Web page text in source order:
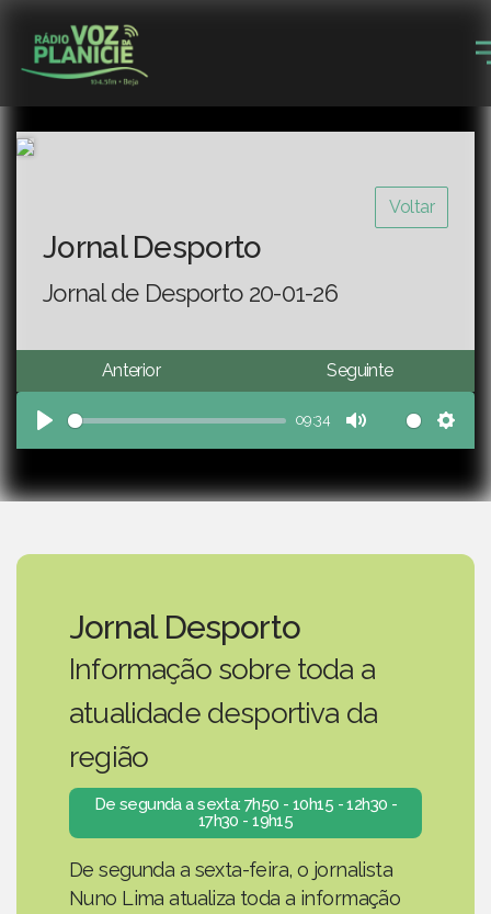
Voltar
Jornal Desporto
Jornal de Desporto 20-01-26
Anterior Seguinte
Play
09:34
Mute
Jornal Desporto
Informação sobre toda a
atualidade desportiva da
região
De segunda a sexta: 7h50 - 10h15 - 12h30 -
17h30 - 19h15
De segunda a sexta-feira, o jornalista
Nuno Lima atualiza toda a informação